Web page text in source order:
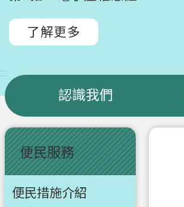
了解更多
:::
認識我們
:::
便民服務
便民措施介紹